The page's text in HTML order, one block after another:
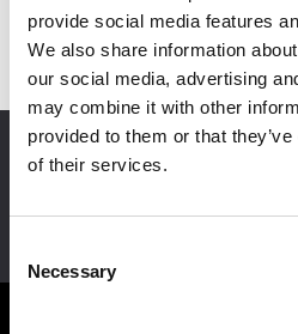
provide social media features
We also share information
our social media, advertising
may combine it with other
provided to them or that
of their services.
Selection
Necessary
联系我
我们为您提